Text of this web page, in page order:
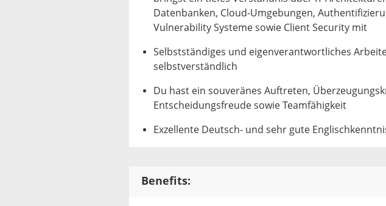
Datenbanken, Cloud-Umgebungen,
Vulnerability Systeme sowie Client Security mit
Selbstständiges und eigenverantwortliches
selbstverständlich
Du hast ein souveränes Auftreten,
Entscheidungsfreude sowie Teamfähigkeit
Exzellente Deutsch- und sehr gute
Benefits: